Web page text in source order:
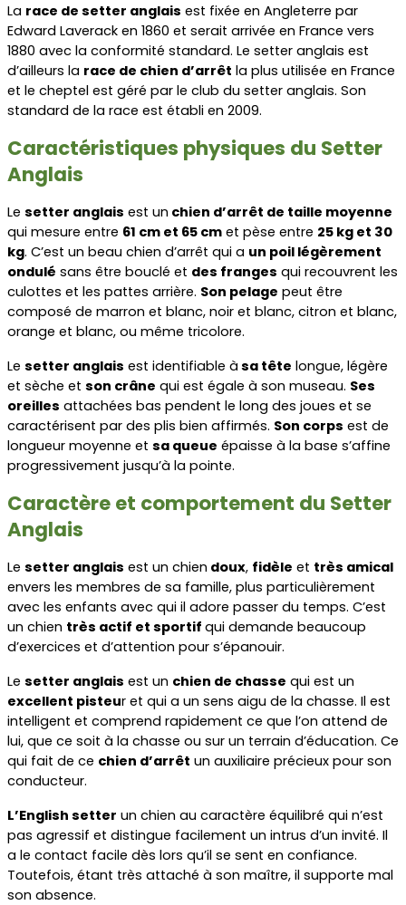
La race de setter anglais est fixée en Angleterre par
Edward Laverack en 1860 et serait arrivée en France vers
1880 avec la conformité standard. Le setter anglais est
d’ailleurs la race de chien d’arrêt la plus utilisée en France
et le cheptel est géré par le club du setter anglais. Son
standard de la race est établi en 2009.
Caractéristiques physiques du Setter
Anglais
Le setter anglais est un chien d’arrêt de taille moyenne
qui mesure entre 61 cm et 65 cm et pèse entre 25 kg et 30
kg. C’est un beau chien d’arrêt qui a un poil légèrement
ondulé sans être bouclé et des franges qui recouvrent les
culottes et les pattes arrière. Son pelage peut être
composé de marron et blanc, noir et blanc, citron et blanc,
orange et blanc, ou même tricolore.
Le setter anglais est identifiable à sa tête longue, légère
et sèche et son crâne qui est égale à son museau. Ses
oreilles attachées bas pendent le long des joues et se
caractérisent par des plis bien affirmés. Son corps est de
longueur moyenne et sa queue épaisse à la base s’affine
progressivement jusqu’à la pointe.
Caractère et comportement du Setter
Anglais
Le setter anglais est un chien doux, fidèle et très amical
envers les membres de sa famille, plus particulièrement
avec les enfants avec qui il adore passer du temps. C’est
un chien très actif et sportif qui demande beaucoup
d’exercices et d’attention pour s’épanouir.
Le setter anglais est un chien de chasse
excellent pisteur et qui a un sens aigu de la chasse. Il est
intelligent et comprend rapidement ce que l’on attend de
lui, que ce soit à la chasse ou sur un terrain d’éducation. Ce
qui fait de ce chien d’arrêt un auxiliaire précieux pour son
conducteur.
L’English setter un chien au caractère équilibré qui n’est
pas agressif et distingue facilement un intrus d’un invité. Il
a le contact facile dès lors qu’il se sent en confiance.
Toutefois, étant très attaché à son maître, il supporte mal
son absence.